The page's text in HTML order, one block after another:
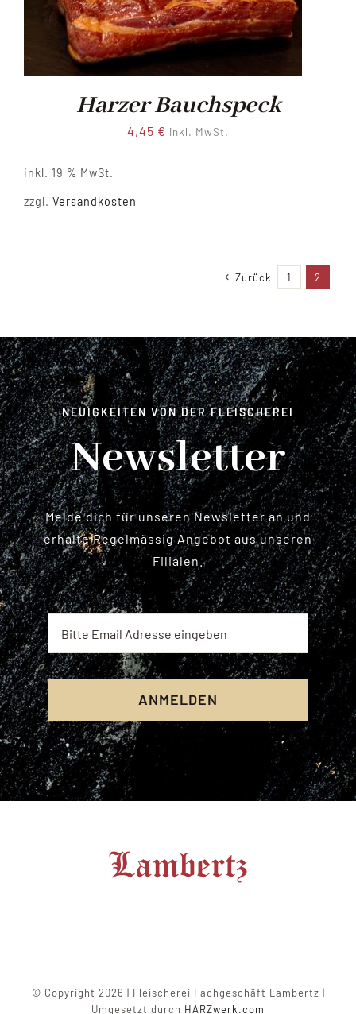
Harzer Bauchspeck
4,45 € inkl. MwSt.
inkl. 19 % MwSt.
zzgl. Versandkosten
Zurück 1 2
NEUIGKEITEN VON DER FLEISCHEREI
Newsletter
Melde dich für unseren Newsletter an und
erhalte Regelmässig Angebot aus unseren
Filialen.
ANMELDEN
© Copyright 2026 | Fleischerei Fachgeschäft Lambertz |
Umgesetzt durch HARZwerk.com